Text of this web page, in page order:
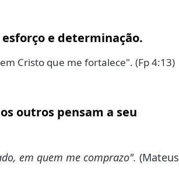
e determinação.
Cristo que me fortalece". (Fp 4:13)
outros pensam a seu
em quem me comprazo". (Mateus